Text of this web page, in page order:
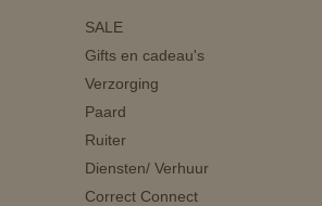
SALE
Gifts en cadeau's
Verzorging
Paard
Ruiter
Diensten/ Verhuur
Correct Connect